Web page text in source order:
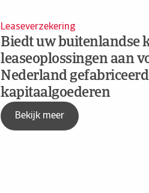
Leaseverzekering
Biedt uw buitenlandse
leaseoplossingen aan
Nederland
kapitaalgoederen
Bekijk meer